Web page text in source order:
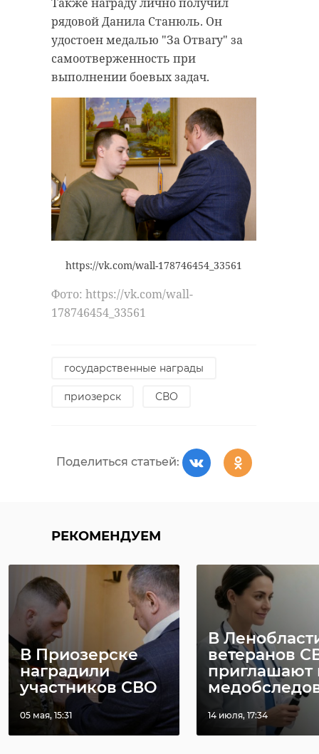
Также награду лично получил
рядовой Данила Станюль. Он
удостоен медалью "За Отвагу" за
самоотверженность при
выполнении боевых задач.
https://vk.com/wall-178746454_33561
Фото: https://vk.com/wall-
178746454_33561
государственные награды
приозерск СВО
Поделиться статьей:
РЕКОМЕНДУЕМ
В Приозерске
наградили
участников СВО
05 мая, 15:31
В
ветеранов
приглашают
14 июля, 17:34